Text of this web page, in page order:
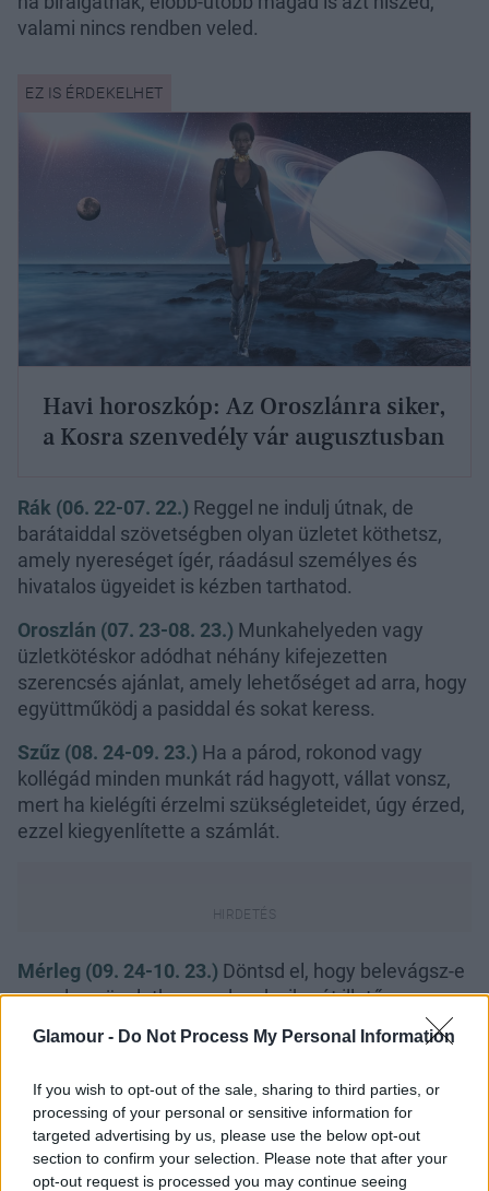
Glamour - Do Not Process My Personal Information
If you wish to opt-out of the sale, sharing to third parties, or
processing of your personal or sensitive information for
targeted advertising by us, please use the below opt-out
section to confirm your selection. Please note that after your
opt-out request is processed you may continue seeing
valami nincs rendben veled.
Havi horoszkóp: Az Oroszlánra siker,
a Kosra szenvedély vár augusztusban
Rák (06. 22-07. 22.) Reggel ne indulj útnak, de
barátaiddal szövetségben olyan üzletet köthetsz,
amely nyereséget ígér, ráadásul személyes és
hivatalos ügyeidet is kézben tarthatod.
Oroszlán (07. 23-08. 23.) Munkahelyeden vagy
üzletkötéskor adódhat néhány kifejezetten
szerencsés ajánlat, amely lehetőséget ad arra, hogy
együttműködj a pasiddal és sokat keress.
Szűz (08. 24-09. 23.) Ha a párod, rokonod vagy
kollégád minden munkát rád hagyott, vállat vonsz,
mert ha kielégíti érzelmi szükségleteidet, úgy érzed,
ezzel kiegyenlítette a számlát.
Mérleg (09. 24-10. 23.) Döntsd el, hogy belevágsz-e
egy olyan ügyletbe, amelynek sikerét illetően
kétségeid vannak, de ha keményen dolgozol, sok B
vitaminra van szükséged.
Skorpió (10. 24-11. 22.)Nem szokásod pénzt vagy
támogatást kérni, ám a mai napon erre is
rákényszerülhetsz, de ha régóta a ma esti randiról
álmodoztál, nehogy megfutamodj.